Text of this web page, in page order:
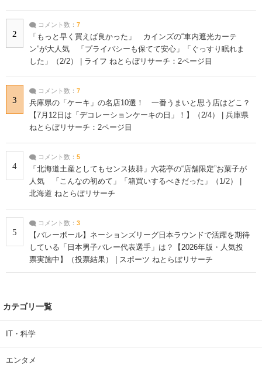
2
コメント数： 7
「もっと早く買えば良かった」 カインズの“車内遮光カーテ
ン”が大人気 「プライバシーも保てて安心」「ぐっすり眠れま
した」（2/2） | ライフ ねとらぼリサーチ：2ページ目
3
コメント数： 7
兵庫県の「ケーキ」の名店10選！ 一番うまいと思う店はどこ？
【7月12日は「デコレーションケーキの日」！】（2/4） | 兵庫県
ねとらぼリサーチ：2ページ目
4
コメント数： 5
「北海道土産としてもセンス抜群」六花亭の“店舗限定”お菓子が
人気 「こんなの初めて」「箱買いするべきだった」（1/2） |
北海道 ねとらぼリサーチ
5
コメント数： 3
【バレーボール】ネーションズリーグ日本ラウンドで活躍を期待
している「日本男子バレー代表選手」は？【2026年版・人気投
票実施中】（投票結果） | スポーツ ねとらぼリサーチ
カテゴリ一覧
IT・科学
エンタメ